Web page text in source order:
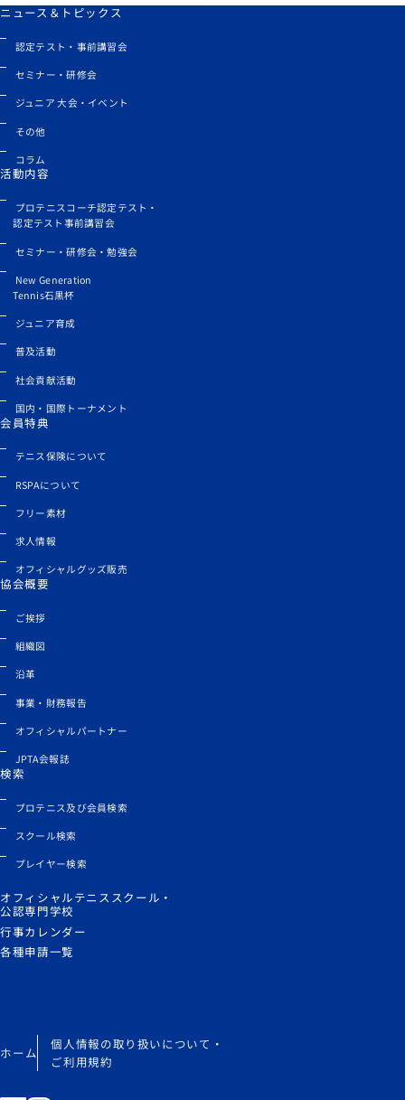
ニュース＆トピックス
認定テスト・事前講習会
セミナー・研修会
ジュニア 大会・イベント
その他
コラム
活動内容
プロテニスコーチ認定テスト・
認定テスト事前講習会
セミナー・研修会・勉強会
New Generation
Tennis石黒杯
ジュニア育成
普及活動
社会貢献活動
国内・国際トーナメント
会員特典
テニス保険について
RSPAについて
フリー素材
求人情報
オフィシャルグッズ販売
協会概要
ご挨拶
組織図
沿革
事業・財務報告
オフィシャルパートナー
JPTA会報誌
検索
プロテニス及び会員検索
スクール検索
プレイヤー検索
オフィシャルテニススクール・
公認専門学校
行事カレンダー
各種申請一覧
ホーム
個人情報の取り扱いについて・
ご利用規約